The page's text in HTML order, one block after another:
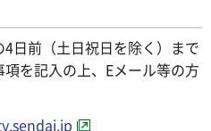
日前（土日祝日を除く）まで
を記入の上、Eメール等の方